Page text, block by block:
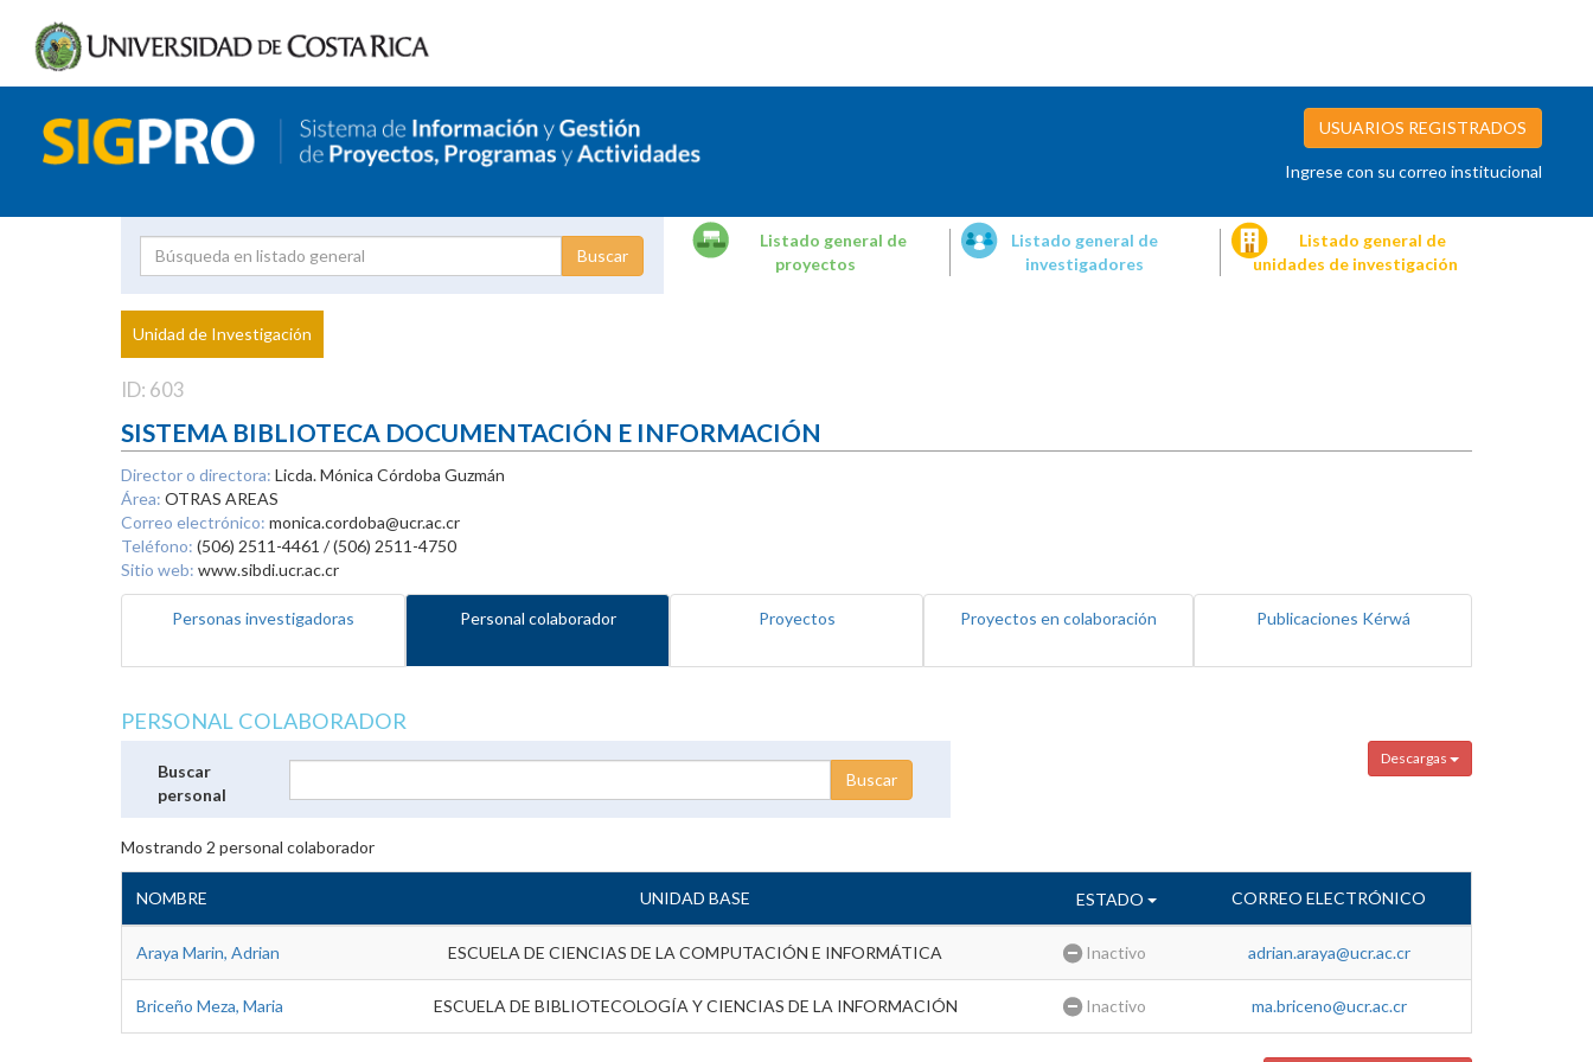
USUARIOS REGISTRADOS
Ingrese con su correo institucional
Proyecto
Investigador
Listado general de
proyectos
Listado general de
investigadores
Listado general de
unidades de investigación
Unidad de Investigación
ID: 603
SISTEMA BIBLIOTECA DOCUMENTACIÓN E INFORMACIÓN
Director o directora: Licda. Mónica Córdoba Guzmán
Área: OTRAS AREAS
Correo electrónico: monica.cordoba@ucr.ac.cr
Teléfono: (506) 2511-4461 / (506) 2511-4750
Sitio web: www.sibdi.ucr.ac.cr
Personas investigadoras Personal colaborador Proyectos Proyectos en colaboración Publicaciones Kérwá
PERSONAL COLABORADOR
Descargas
Buscar
personal
Mostrando 2 personal colaborador
NOMBRE UNIDAD BASE ESTADO CORREO ELECTRÓNICO
Araya Marin, Adrian ESCUELA DE CIENCIAS DE LA COMPUTACIÓN E INFORMÁTICA Inactivo adrian.araya@ucr.ac.cr
Briceño Meza, Maria ESCUELA DE BIBLIOTECOLOGÍA Y CIENCIAS DE LA INFORMACIÓN Inactivo ma.briceno@ucr.ac.cr